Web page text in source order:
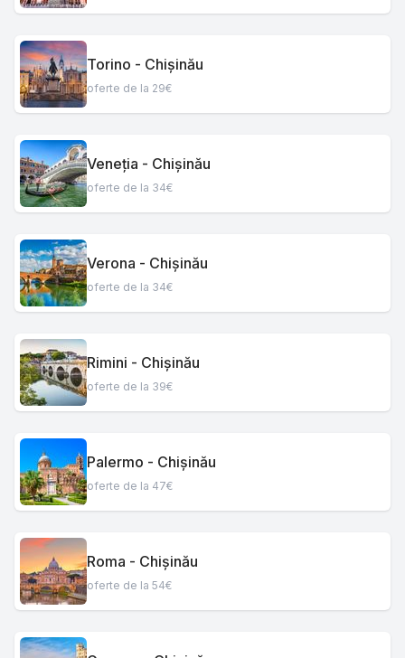
Torino - Chișinău
oferte de la 29€
Veneția - Chișinău
oferte de la 34€
Verona - Chișinău
oferte de la 34€
Rimini - Chișinău
oferte de la 39€
Palermo - Chișinău
oferte de la 47€
Roma - Chișinău
oferte de la 54€